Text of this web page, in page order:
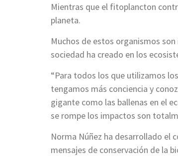
Mientras que el fitoplancton
planeta.
Muchos de estos organismos
sociedad ha creado en los
“Para todos los que utilizamos
tengamos más conciencia y
gigante como las ballenas en el
se rompe los impactos son
Norma Núñez ha desarrollado el
mensajes de conservación de la